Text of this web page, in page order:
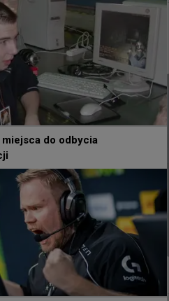
- przejazd kisserka w
miejsca do odbycia